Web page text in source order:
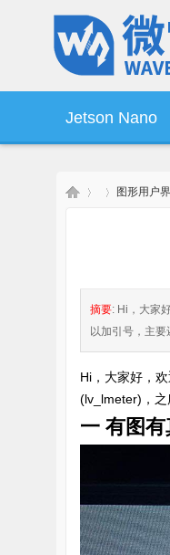
Jetson Nano
图形用户
摘要: Hi，大家
以加引号，主
Hi，大家好，
(lv_lmeter)，之
一 有图有